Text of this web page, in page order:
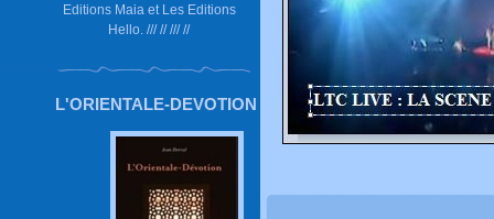
Editions Maia et Les Editions
Hello. /// // /// //
L'ORIENTALE-DEVOTION